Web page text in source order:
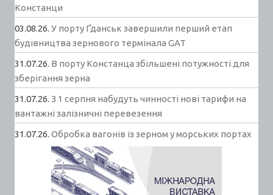
Констанци
03.08.26. У порту Ґданськ завершили перший етап
будівництва зернового термінала GAT
31.07.26. В порту Констанца збільшені потужності для
зберігання зерна
31.07.26. З 1 серпня набудуть чинності нові тарифи на
вантажні залізничні перевезення
31.07.26. Обробка вагонів із зерном у морських портах